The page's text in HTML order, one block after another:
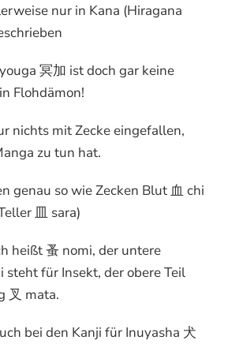
nur in Kana (Hiragana
冥加 ist doch gar keine
Flohdämon!
nichts mit Zecke eingefallen,
zu tun hat.
genau so wie Zecken Blut 血 chi
皿 sara)
heißt 蚤 nomi, der untere
steht für Insekt, der obere Teil
叉 mata.
bei den Kanji für Inuyasha 犬